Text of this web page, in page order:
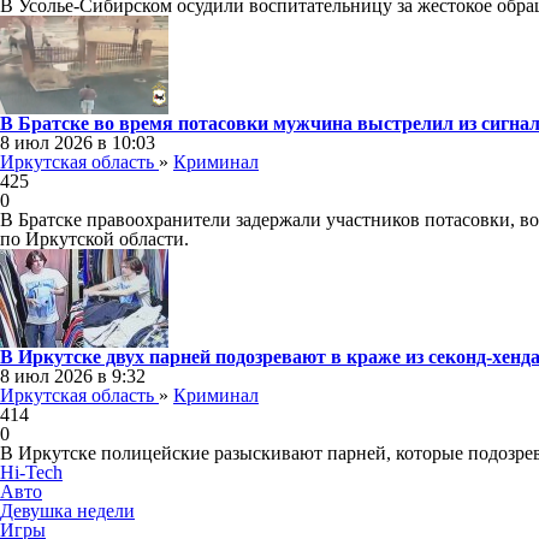
В Усолье-Сибирском осудили воспитательницу за жестокое
В Братске во время потасовки мужчина выстрелил из
8 июл 2026 в 10:03
Иркутская область » Криминал
425
0
В Братске правоохранители задержали участников потасовки,
по Иркутской области.
В Иркутске двух парней подозревают в краже из секонд-хенда
8 июл 2026 в 9:32
Иркутская область » Криминал
414
0
В Иркутске полицейские разыскивают парней, которые
Hi-Tech
Авто
Девушка недели
Игры